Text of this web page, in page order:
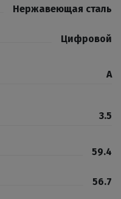
Нержавеющая сталь
Цифровой
A
3.5
59.4
56.7